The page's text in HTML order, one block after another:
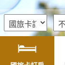
房
灣